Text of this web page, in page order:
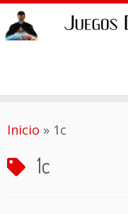
alInicio » 1c
1c